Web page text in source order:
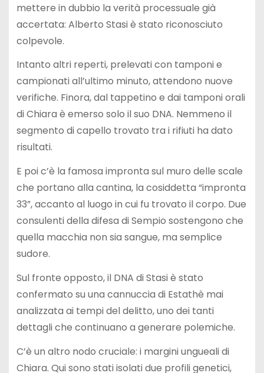
mettere in dubbio la verità processuale già
accertata: Alberto Stasi è stato riconosciuto
colpevole.
Intanto altri reperti, prelevati con tamponi e
campionati all’ultimo minuto, attendono nuove
verifiche. Finora, dal tappetino e dai tamponi orali
di Chiara è emerso solo il suo DNA. Nemmeno il
segmento di capello trovato tra i rifiuti ha dato
risultati.
E poi c’è la famosa impronta sul muro delle scale
che portano alla cantina, la cosiddetta “impronta
33”, accanto al luogo in cui fu trovato il corpo. Due
consulenti della difesa di Sempio sostengono che
quella macchia non sia sangue, ma semplice
sudore.
Sul fronte opposto, il DNA di Stasi è stato
confermato su una cannuccia di Estathè mai
analizzata ai tempi del delitto, uno dei tanti
dettagli che continuano a generare polemiche.
C’è un altro nodo cruciale: i margini ungueali di
Chiara. Qui sono stati isolati due profili genetici,